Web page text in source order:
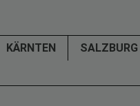
KÄRNTEN SALZBURG